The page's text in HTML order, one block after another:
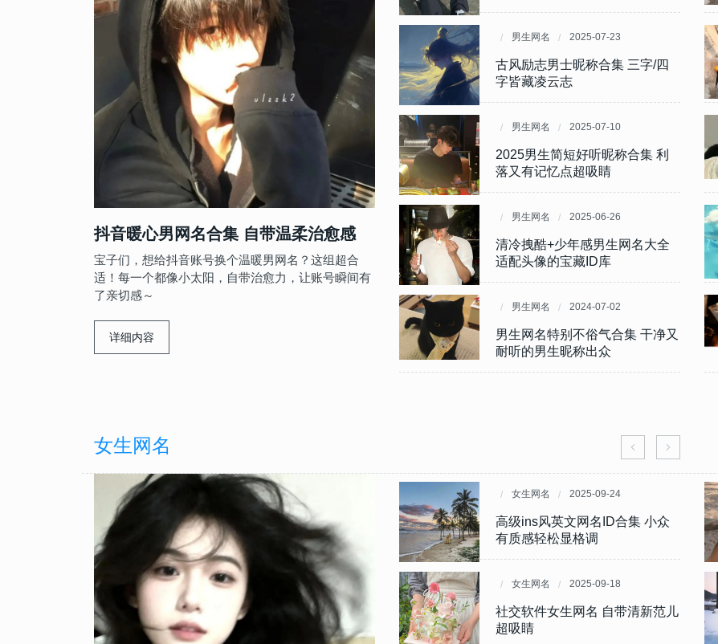
抖音暖心男网名合集 自带温柔治愈感
宝子们，想给抖音账号换个温暖男网名？这组超合
适！每一个都像小太阳，自带治愈力，让账号瞬间有
了亲切感～
详细内容
男生网名 2024-06-11
很有感觉的潮男昵称 抖音爆款优
质男生昵称
男生网名
男生必备让人喜欢的网名 社交昵
称吸引人的男网名
一听就很炸裂的男生网名 过目不
忘的逗比男昵称
男生网名 2025-07-23
古风励志男士昵称合集 三字/四
字皆藏凌云志
男生网名 2025-07-10
2025男生简短好听昵称合集 利
落又有记忆点超吸睛
男生网名 2025-06-26
清冷拽酷+少年感男生网名大全
适配头像的宝藏ID库
男生网名 2024-07-02
男生网名特别不俗气合集 干净又
耐听的男生昵称出众
男生网名 2024-05-07
男人味十足硬汉的网名 比较豪气
潇洒的网名
男生网名
小奶狗网名很好听气质 2024很
撩的男生昵称
寓意自由洒脱的男孩网名 像风一
样自由的昵称
男生网名 2024-03-29
干净网名适合男生简短好听 酷酷
又干净的男生昵称
男生网名 2024-03-26
男生极具霸道超拽气质的网名 霸
气有气质的男士网名
男生网名 2024-03-25
干练又大气的男生网名 有上进心
的成熟男昵称
男生网名 2024-03-11
男生网名微信超火稳重 很有吸引
力的男生昵称
女生网名
2025-08-25
茶里茶气微信网名合集 换完自带
微妙氛围感
女生网名 2025-08-22
2025七夕招桃花网名ID合集 吸
睛又自带月老Buff
女生网名 2025-09-24
高级ins风英文网名ID合集 小众
有质感轻松显格调
女生网名 2025-09-18
社交软件女生网名 自带清新范儿
超吸睛
2025-07-26
淑女专属网名昵称 温柔雅致自带
书香气质
女生网名 2025-07-17
甜系ID贩卖机 最新ins风少女心
网名合集来了
女生网名 2025-06-26
软乎乎女生网名合集 糯叽叽甜度
超标萌到心巴颤
女生网名 2025-06-25
本年度甜度爆表的可爱网名 少女
心直接狙击